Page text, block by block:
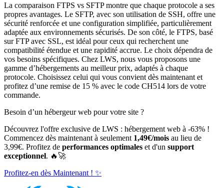
La comparaison FTPS vs SFTP montre que chaque protocole a ses
propres avantages. Le SFTP, avec son utilisation de SSH, offre une
sécurité renforcée et une configuration simplifiée, particulièrement
adaptée aux environnements sécurisés. De son côté, le FTPS, basé
sur FTP avec SSL, est idéal pour ceux qui recherchent une
compatibilité étendue et une rapidité accrue. Le choix dépendra de
vos besoins spécifiques. Chez LWS, nous vous proposons une
gamme d’hébergements au meilleur prix, adaptés à chaque
protocole. Choisissez celui qui vous convient dès maintenant et
profitez d’une remise de 15 % avec le code CH514 lors de votre
commande.
Besoin d’un hébergeur web pour votre site ?
Découvrez l'offre exclusive de LWS : hébergement web à -63% !
Commencez dès maintenant à seulement 1,49€/mois au lieu de
3,99€. Profitez de performances optimales et d'un support
exceptionnel. 🔥🚀
Profitez-en dès Maintenant ! ✨